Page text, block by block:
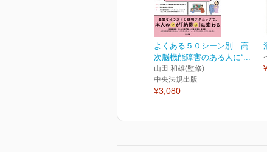
よくある５０シーン別 高
次脳機能障害のある人に“...
山田 和雄(監修)
中央法規出版
¥3,080